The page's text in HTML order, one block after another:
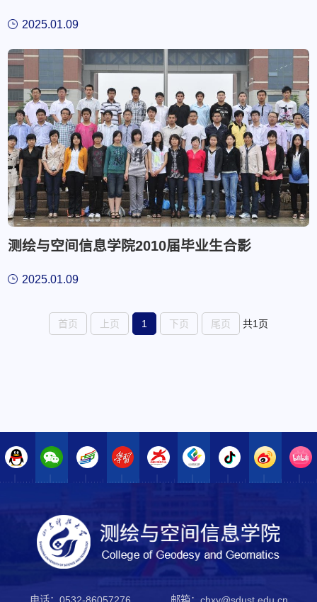
2025.01.09
测绘与空间信息学院2010届毕业生合影
2025.01.09
首页 上页 1 下页 尾页 共1页
电话：0532-86057276 邮箱：chxy@sdust.edu.cn